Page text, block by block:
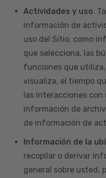
Actividades y uso.
información de
uso del Sitio, como
que selecciona, las
funciones que
visualiza, el tiempo
las interacciones
información de
de información de
Información de la
recopilar o derivar
general sobre usted,